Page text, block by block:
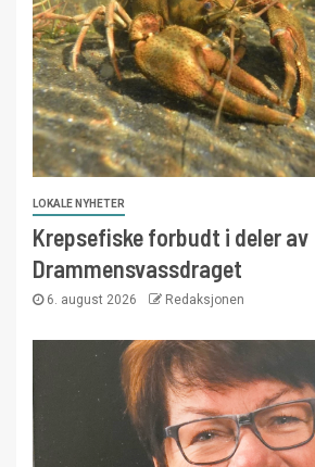
LOKALE NYHETER
Krepsefiske forbudt i deler av
Drammensvassdraget
6. august 2026 Redaksjonen